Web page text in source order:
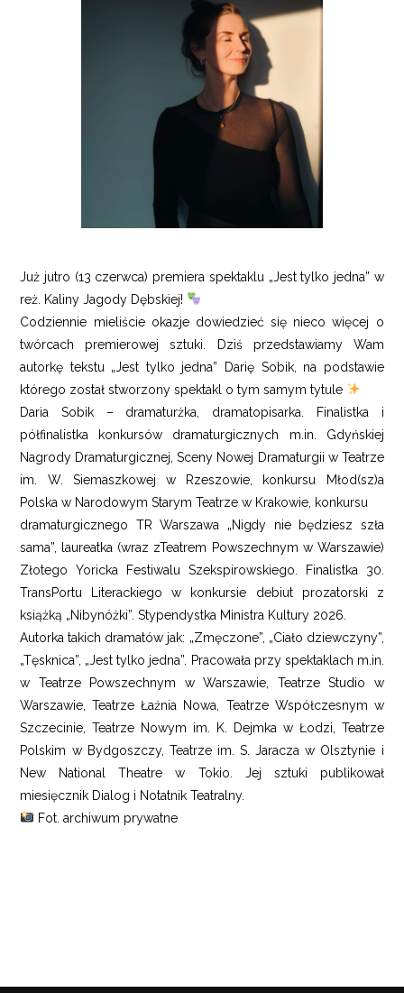
Już jutro (13 czerwca) premiera spektaklu „Jest tylko jedna” w
reż. Kaliny Jagody Dębskiej!
Codziennie mieliście okazje dowiedzieć się nieco więcej o
twórcach premierowej sztuki. Dziś przedstawiamy Wam
autorkę tekstu „Jest tylko jedna” Darię Sobik, na podstawie
którego został stworzony spektakl o tym samym tytule
Daria Sobik – dramaturżka, dramatopisarka. Finalistka i
półfinalistka konkursów dramaturgicznych m.in. Gdyńskiej
Nagrody Dramaturgicznej, Sceny Nowej Dramaturgii w Teatrze
im. W. Siemaszkowej w Rzeszowie, konkursu Młod(sz)a
Polska w Narodowym Starym Teatrze w Krakowie, konkursu
dramaturgicznego TR Warszawa „Nigdy nie będziesz szła
sama”, laureatka (wraz zTeatrem Powszechnym w Warszawie)
Złotego Yoricka Festiwalu Szekspirowskiego. Finalistka 30.
TransPortu Literackiego w konkursie debiut prozatorski z
książką „Nibynóżki”. Stypendystka Ministra Kultury 2026.
Autorka takich dramatów jak: „Zmęczone”, „Ciało dziewczyny”,
„Tęsknica”, „Jest tylko jedna”. Pracowała przy spektaklach m.in.
w Teatrze Powszechnym w Warszawie, Teatrze Studio w
Warszawie, Teatrze Łaźnia Nowa, Teatrze Współczesnym w
Szczecinie, Teatrze Nowym im. K. Dejmka w Łodzi, Teatrze
Polskim w Bydgoszczy, Teatrze im. S. Jaracza w Olsztynie i
New National Theatre w Tokio. Jej sztuki publikował
miesięcznik Dialog i Notatnik Teatralny.
Fot. archiwum prywatne